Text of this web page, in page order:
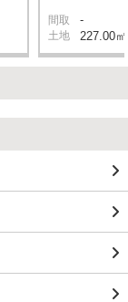
間取 -
土地 227.00㎡